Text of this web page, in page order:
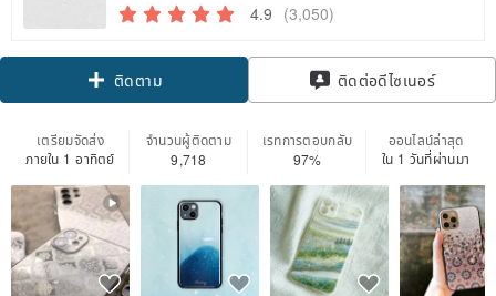
4.9 (3,050)
ติดตาม ติดต่อดีไซเนอร์
เตรียมจัดส่ง
ภายใน 1 อาทิตย์
จำนวนผู้ติดตาม
9,718
เรทการตอบกลับ
97%
ออนไลน์ล่าสุด
ใน 1 วันที่ผ่านมา